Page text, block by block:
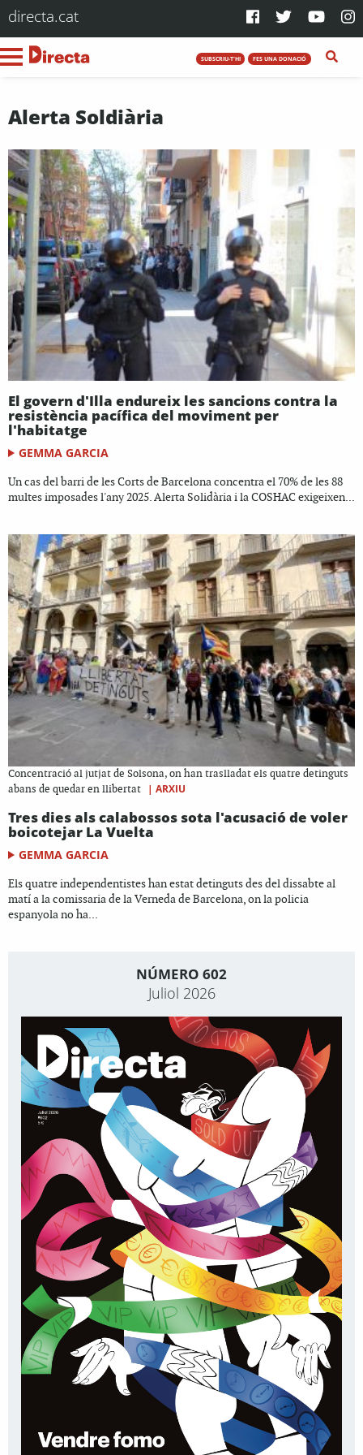
directa.cat
SUBSCRIU-T'HI FES UNA DONACIÓ
Alerta Soldiària
El govern d'Illa endureix les sancions contra la
resistència pacífica del moviment per
l'habitatge
GEMMA GARCIA
Un cas del barri de les Corts de Barcelona concentra el 70% de les 88
multes imposades l'any 2025. Alerta Solidària i la COSHAC exigeixen...
Concentració al jutjat de Solsona, on han traslladat els quatre detinguts
abans de quedar en llibertat
| ARXIU
Tres dies als calabossos sota l'acusació de voler
boicotejar La Vuelta
GEMMA GARCIA
Els quatre independentistes han estat detinguts des del dissabte al
matí a la comissaria de la Verneda de Barcelona, on la policia
espanyola no ha...
NÚMERO 602
Juliol 2026